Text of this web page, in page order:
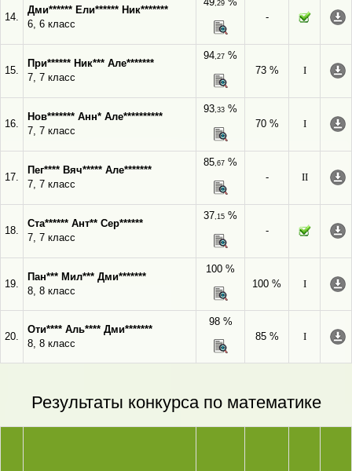
14.
Дми****** Ели****** Ник*******
6, 6 класс
,29
-
15.
При****** Ник*** Але*******
7, 7 класс
94,27 %
73 %
I
16.
Нов******* Анн* Але**********
7, 7 класс
93,33 %
70 %
I
17.
Пег**** Вяч***** Але*******
7, 7 класс
85,67 %
-
II
18.
Ста****** Ант** Сер******
7, 7 класс
37,15 %
-
19.
Пан*** Мил*** Дми*******
8, 8 класс
100 %
100 %
I
20.
Оти**** Аль**** Дми*******
8, 8 класс
98 %
85 %
I
Результаты конкурса по математике